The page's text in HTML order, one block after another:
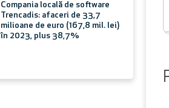
Compania locală de software
Trencadis: afaceri de 33,7
milioane de euro (167,8 mil. lei)
în 2023, plus 38,7%